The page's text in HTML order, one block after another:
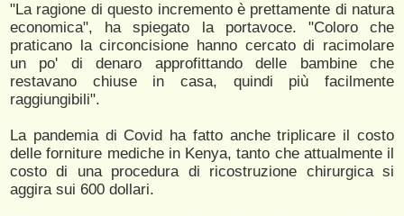
"La ragione di questo incremento è prettamente di natura
economica", ha spiegato la portavoce. "Coloro che
praticano la circoncisione hanno cercato di racimolare
un po' di denaro approfittando delle bambine che
restavano chiuse in casa, quindi più facilmente
raggiungibili".
La pandemia di Covid ha fatto anche triplicare il costo
delle forniture mediche in Kenya, tanto che attualmente il
costo di una procedura di ricostruzione chirurgica si
aggira sui 600 dollari.